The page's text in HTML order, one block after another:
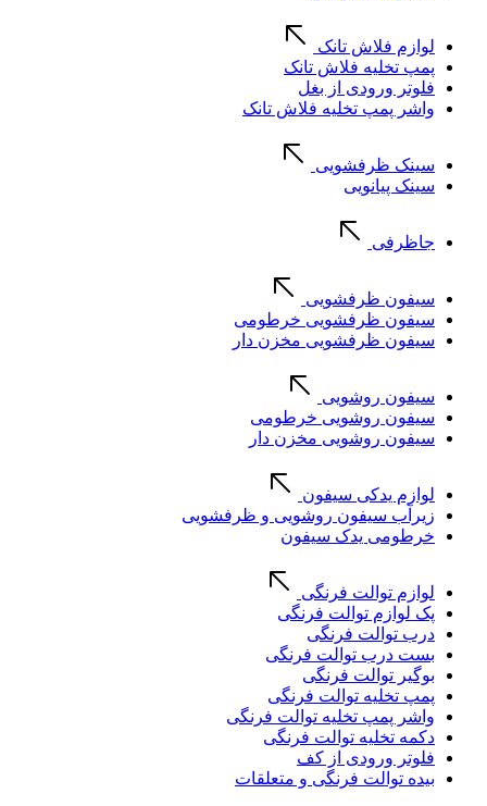
لوازم فلاش تانک
پمپ تخلیه فلاش تانک
فلوتر ورودی از بغل
واشر پمپ تخلیه فلاش تانک
سینک ظرفشویی
سینک پیانویی
جاظرفی
سیفون ظرفشویی
سیفون ظرفشویی خرطومی
سیفون ظرفشویی مخزن دار
سیفون روشویی
سیفون روشویی خرطومی
سیفون روشویی مخزن دار
لوازم یدکی سیفون
زیرآب سیفون روشویی و ظرفشویی
خرطومی یدک سیفون
لوازم توالت فرنگی
پک لوازم توالت فرنگی
درب توالت فرنگی
بست درب توالت فرنگی
بوگیر توالت فرنگی
پمپ تخلیه توالت فرنگی
واشر پمپ تخلیه توالت فرنگی
دکمه تخلیه توالت فرنگی
فلوتر ورودی از کف
بیده توالت فرنگی و متعلقات